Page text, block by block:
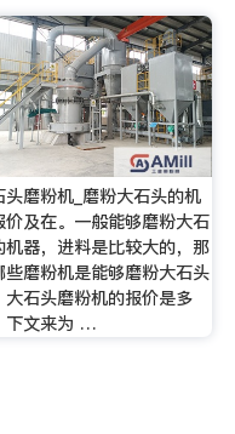
头磨粉机_磨粉大石头的机
价及在。一般能够磨粉大石
机器，进料是比较大的，那
些磨粉机是能够磨粉大石头
大石头磨粉机的报价是多
下文来为 …